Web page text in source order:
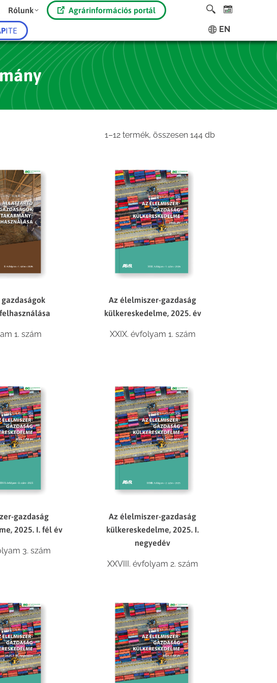
Rólunk Agrárinformációs portál
ITE EN
1–12 termék, összesen 144 dbSorted
1. szám
Az élelmiszer-gazdaság
külkereskedelme, 2025. év
XXIX. évfolyam 1. szám
gazdaság
2025. I. fél év
3. szám
Az élelmiszer-gazdaság
külkereskedelme, 2025. I.
negyedév
XXVIII. évfolyam 2. szám